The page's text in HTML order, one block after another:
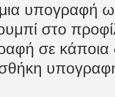
υπογραφή
στο
σε κάποια